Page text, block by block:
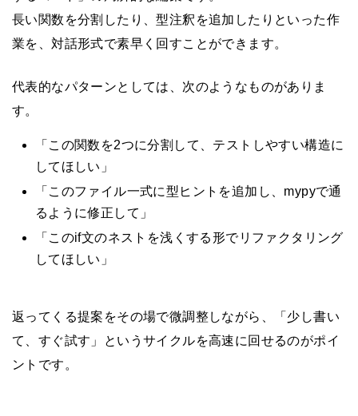
長い関数を分割したり、型注釈を追加したりといった作
業を、対話形式で素早く回すことができます。
代表的なパターンとしては、次のようなものがありま
す。
「この関数を2つに分割して、テストしやすい構造に
してほしい」
「このファイル一式に型ヒントを追加し、mypyで通
るように修正して」
「このif文のネストを浅くする形でリファクタリング
してほしい」
返ってくる提案をその場で微調整しながら、「少し書い
て、すぐ試す」というサイクルを高速に回せるのがポイ
ントです。